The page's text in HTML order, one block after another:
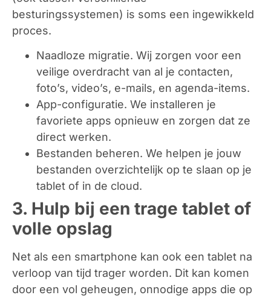
besturingssystemen) is soms een ingewikkeld
proces.
Naadloze migratie. Wij zorgen voor een
veilige overdracht van al je contacten,
foto’s, video’s, e-mails, en agenda-items.
App-configuratie. We installeren je
favoriete apps opnieuw en zorgen dat ze
direct werken.
Bestanden beheren. We helpen je jouw
bestanden overzichtelijk op te slaan op je
tablet of in de cloud.
3. Hulp bij een trage tablet of
volle opslag
Net als een smartphone kan ook een tablet na
verloop van tijd trager worden. Dit kan komen
door een vol geheugen, onnodige apps die op